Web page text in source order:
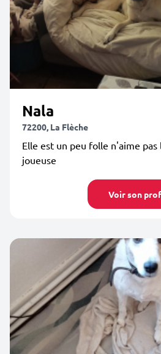
Nala
72200, La Flèche
Elle est un peu folle n'aime pas
joueuse
Voir son